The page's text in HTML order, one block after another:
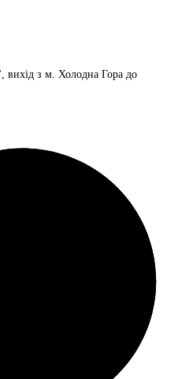
вихід з м. Холодна Гора до